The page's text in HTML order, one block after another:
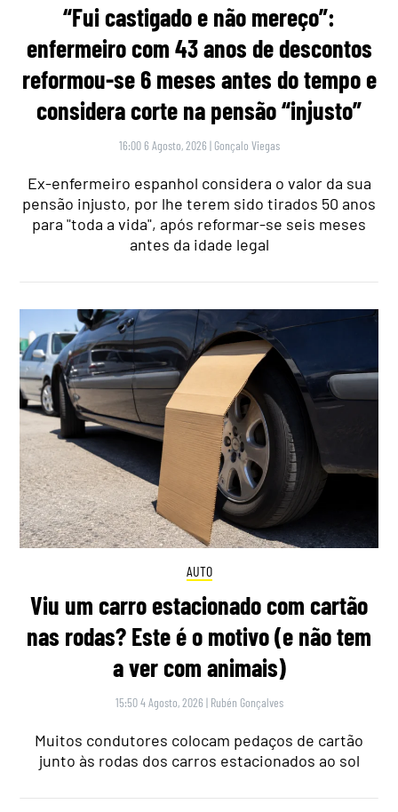
“Fui castigado e não mereço”:
enfermeiro com 43 anos de descontos
reformou-se 6 meses antes do tempo e
considera corte na pensão “injusto”
16:00 6 Agosto, 2026 | Gonçalo Viegas
Ex-enfermeiro espanhol considera o valor da sua
pensão injusto, por lhe terem sido tirados 50 anos
para "toda a vida", após reformar-se seis meses
antes da idade legal
AUTO
Viu um carro estacionado com cartão
nas rodas? Este é o motivo (e não tem
a ver com animais)
15:50 4 Agosto, 2026 | Rubén Gonçalves
Muitos condutores colocam pedaços de cartão
junto às rodas dos carros estacionados ao sol